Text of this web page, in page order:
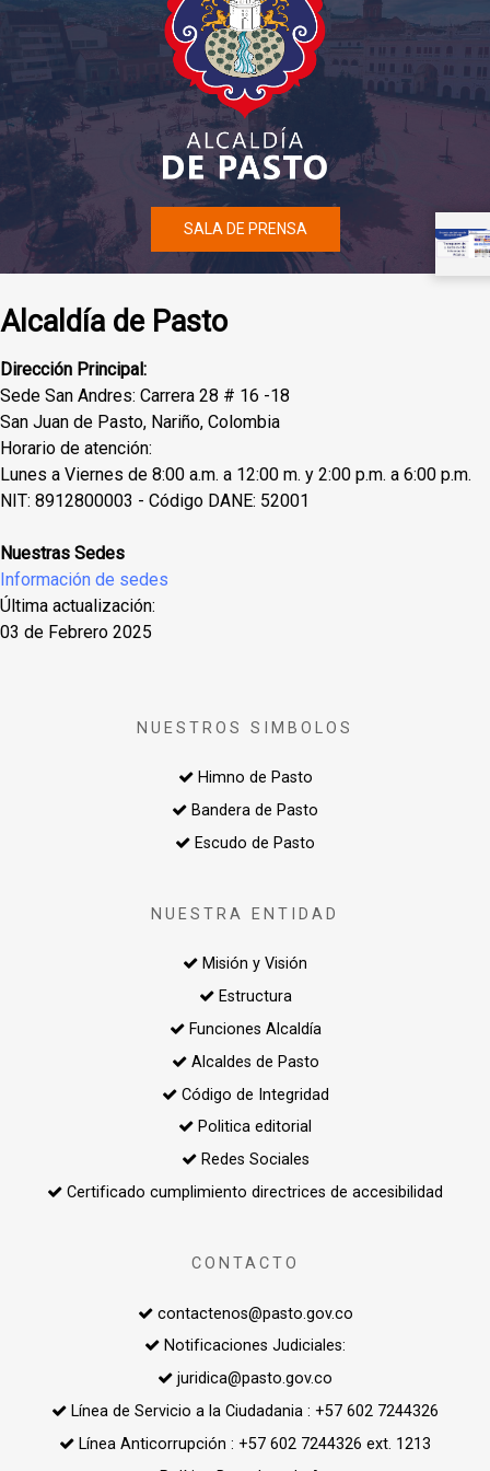
SALA DE PRENSA
Alcaldía de Pasto
Dirección Principal:
Sede San Andres: Carrera 28 # 16 -18
San Juan de Pasto, Nariño, Colombia
Horario de atención:
Lunes a Viernes de 8:00 a.m. a 12:00 m. y 2:00 p.m. a 6:00 p.m.
NIT: 8912800003 - Código DANE: 52001
Nuestras Sedes
Información de sedes
Última actualización:
03 de Febrero 2025
NUESTROS SIMBOLOS
Himno de Pasto
Bandera de Pasto
Escudo de Pasto
NUESTRA ENTIDAD
Misión y Visión
Estructura
Funciones Alcaldía
Alcaldes de Pasto
Código de Integridad
Politica editorial
Redes Sociales
Certificado cumplimiento directrices de accesibilidad
CONTACTO
contactenos@pasto.gov.co
Notificaciones Judiciales:
juridica@pasto.gov.co
Línea de Servicio a la Ciudadania : +57 602 7244326
Línea Anticorrupción : +57 602 7244326 ext. 1213